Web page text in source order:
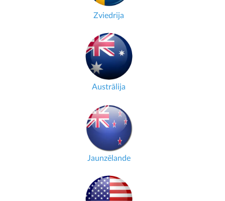
Zviedrija
Austrālija
Jaunzēlande